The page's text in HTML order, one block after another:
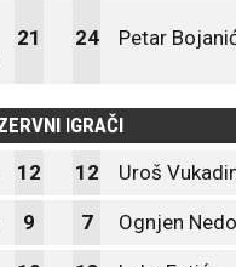
21 24 Petar
IGRAČI
12 12 Uroš
9 7 Ognjen